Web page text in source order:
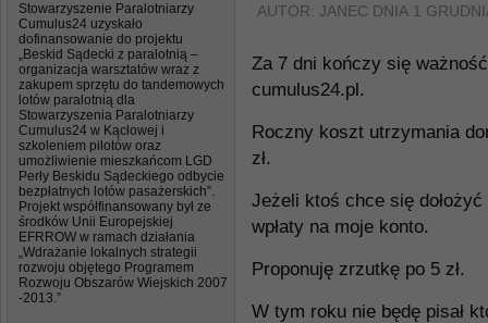
Stowarzyszenie Paralotniarzy
Cumulus24 uzyskało
dofinansowanie do projektu
„Beskid Sądecki z paralotnią –
organizacja warsztatów wraz z
zakupem sprzętu do tandemowych
lotów paralotnią dla
Stowarzyszenia Paralotniarzy
Cumulus24 w Kąclowej i
szkoleniem pilotów oraz
umożliwienie mieszkańcom LGD
Perły Beskidu Sądeckiego odbycie
bezpłatnych lotów pasażerskich”.
Projekt współfinansowany był ze
środków Unii Europejskiej
EFRROW w ramach działania
„Wdrażanie lokalnych strategii
rozwoju objętego Programem
Rozwoju Obszarów Wiejskich 2007
-2013.”
AUTOR: JANEC DNIA 1
Za 7 dni kończy się
cumulus24.pl.
Roczny koszt utrzymania
zł.
Jeżeli ktoś chce się
wpłaty na moje konto.
Proponuję zrzutkę po 5 zł.
W tym roku nie będę pisał